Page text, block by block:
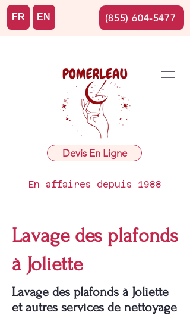
Devis En Ligne
En affaires depuis 1988
FR EN (855) 604-5477
Lavage des plafonds
à Joliette
Lavage des plafonds à Joliette
et autres services de nettoyage